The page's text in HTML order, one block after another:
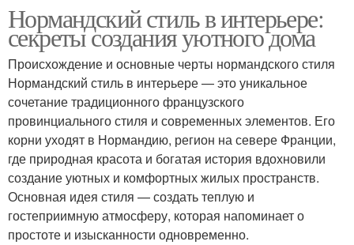
Нормандский стиль в интерьере:
секреты создания уютного дома
Происхождение и основные черты нормандского стиля
Нормандский стиль в интерьере — это уникальное
сочетание традиционного французского
провинциального стиля и современных элементов. Его
корни уходят в Нормандию, регион на севере Франции,
где природная красота и богатая история вдохновили
создание уютных и комфортных жилых пространств.
Основная идея стиля — создать теплую и
гостеприимную атмосферу, которая напоминает о
простоте и изысканности одновременно.